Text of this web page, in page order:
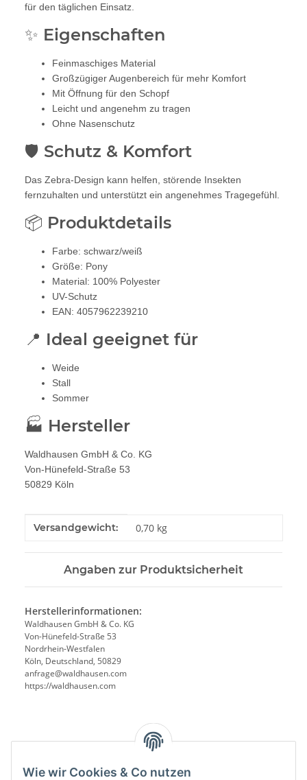
Wie wir Cookies & Co nutzen
für den täglichen Einsatz.
✨ Eigenschaften
Feinmaschiges Material
Großzügiger Augenbereich für mehr Komfort
Mit Öffnung für den Schopf
Leicht und angenehm zu tragen
Ohne Nasenschutz
🛡️ Schutz & Komfort
Das Zebra-Design kann helfen, störende Insekten
fernzuhalten und unterstützt ein angenehmes Tragegefühl.
📦 Produktdetails
Farbe: schwarz/weiß
Größe: Pony
Material: 100% Polyester
UV-Schutz
EAN: 4057962239210
📍 Ideal geeignet für
Weide
Stall
Sommer
🏭 Hersteller
Waldhausen GmbH & Co. KG
Von-Hünefeld-Straße 53
50829 Köln
Produkteigenschaft
Wert
Versandgewicht: 0,70 kg
Angaben zur Produktsicherheit
Herstellerinformationen:
Waldhausen GmbH & Co. KG
Von-Hünefeld-Straße 53
Nordrhein-Westfalen
Köln, Deutschland, 50829
anfrage@waldhausen.com
https://waldhausen.com
Benachrichtigen, wenn verfügbar